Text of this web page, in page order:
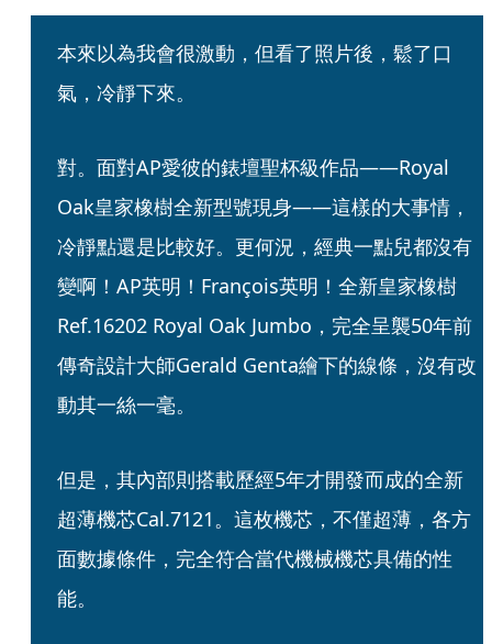
本來以為我會很激動，但看了照片後，鬆了口
氣，冷靜下來。
對。面對AP愛彼的錶壇聖杯級作品——Royal
Oak皇家橡樹全新型號現身——這樣的大事情，
冷靜點還是比較好。更何況，經典一點兒都沒有
變啊！AP英明！François英明！全新皇家橡樹
Ref.16202 Royal Oak Jumbo，完全呈襲50年前
傳奇設計大師Gerald Genta繪下的線條，沒有改
動其一絲一毫。
但是，其內部則搭載歷經5年才開發而成的全新
超薄機芯Cal.7121。這枚機芯，不僅超薄，各方
面數據條件，完全符合當代機械機芯具備的性
能。